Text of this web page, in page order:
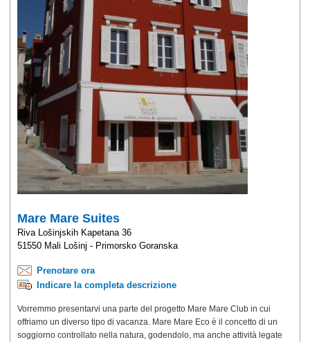
Mare Mare Suites
Riva Lošinjskih Kapetana 36
51550 Mali Lošinj - Primorsko Goranska
Prenotare ora
Indicare la completa descrizione
Vorremmo presentarvi una parte del progetto Mare Mare Club in cui
offriamo un diverso tipo di vacanza. Mare Mare Eco è il concetto di un
soggiorno controllato nella natura, godendolo, ma anche attività legate